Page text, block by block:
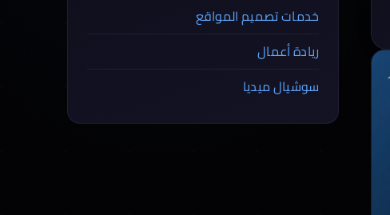
خدمات تصميم المواقع
ريادة أعمال
سوشيال ميديا